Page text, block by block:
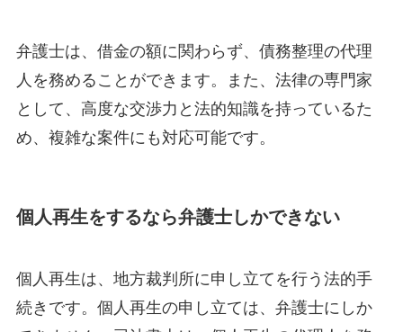
弁護士は、借金の額に関わらず、債務整理の代理
人を務めることができます。また、法律の専門家
として、高度な交渉力と法的知識を持っているた
め、複雑な案件にも対応可能です。
個人再生をするなら弁護士しかできない
個人再生は、地方裁判所に申し立てを行う法的手
続きです。個人再生の申し立ては、弁護士にしか